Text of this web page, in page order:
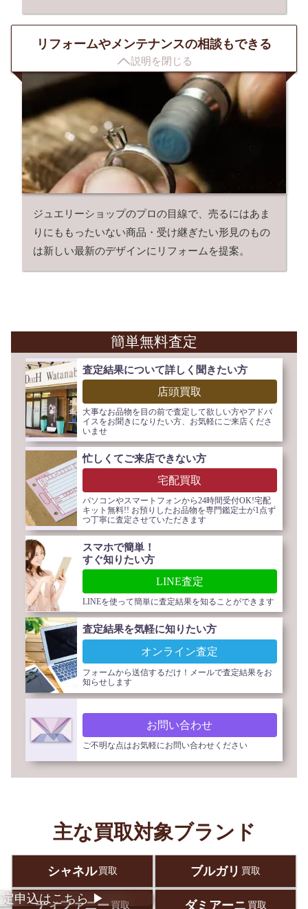
リフォームやメンテナンスの相談もできる
説明を閉じる
ジュエリーショップのプロの目線で、売るにはあま
りにももったいない商品・受け継ぎたい形見のもの
は新しい最新のデザインにリフォームを提案。
簡単無料査定
査定結果について詳しく聞きたい方
店頭買取
大事なお品物を目の前で査定して欲しい方やアドバ
イスをお聞きになりたい方、お気軽にご来店くださ
いませ
忙しくてご来店できない方
宅配買取
パソコンやスマートフォンから24時間受付OK!宅配
キット無料!! お預りしたお品物を専門鑑定士が1点ず
つ丁寧に査定させていただきます
スマホで簡単！
すぐ知りたい方
LINE査定
LINEを使って簡単に査定結果を知ることができます
査定結果を気軽に知りたい方
オンライン査定
フォームから送信するだけ！メールで査定結果をお
知らせします
お問い合わせ
ご不明な点はお気軽にお問い合わせください
主な買取対象ブランド
シャネル 買取 ブルガリ 買取
ティファニー買取 ダミアーニ 買取
申込はこちら▶︎